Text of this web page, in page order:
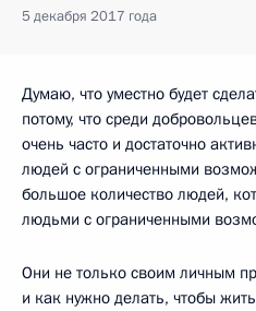
5 декабря 2017 года
Думаю, что уместно будет
потому, что среди
очень часто и достаточно
людей с ограниченными
большое количество людей,
людьми с ограниченными
Они не только своим личным
и как нужно делать, чтобы